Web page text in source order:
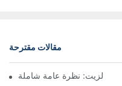
مقالات مقترحة
الزيت: نظرة عامة شاملة